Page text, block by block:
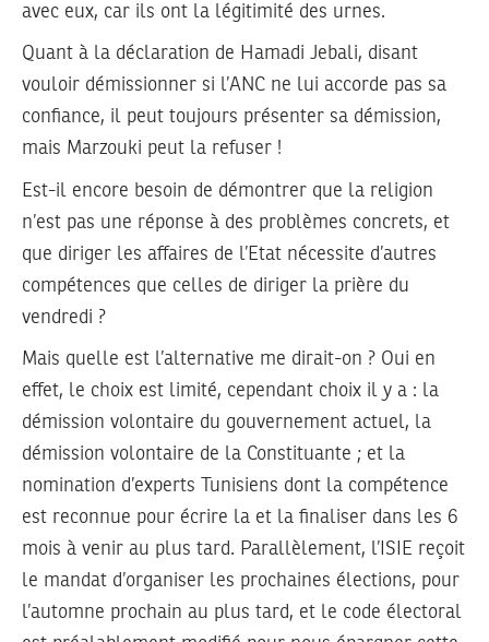
avec eux, car ils ont la légitimité des urnes.
Quant à la déclaration de Hamadi Jebali, disant
vouloir démissionner si l’ANC ne lui accorde pas sa
confiance, il peut toujours présenter sa démission,
mais Marzouki peut la refuser !
Est-il encore besoin de démontrer que la religion
n’est pas une réponse à des problèmes concrets, et
que diriger les affaires de l’Etat nécessite d’autres
compétences que celles de diriger la prière du
vendredi ?
Mais quelle est l’alternative me dirait-on ? Oui en
effet, le choix est limité, cependant choix il y a : la
démission volontaire du gouvernement actuel, la
démission volontaire de la Constituante ; et la
nomination d’experts Tunisiens dont la compétence
est reconnue pour écrire la et la finaliser dans les 6
mois à venir au plus tard. Parallèlement, l’ISIE reçoit
le mandat d’organiser les prochaines élections, pour
l’automne prochain au plus tard, et le code électoral